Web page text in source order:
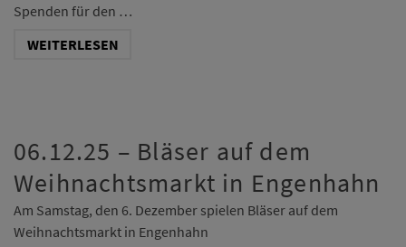
Spenden für den …
WEITERLESEN
06.12.25 – Bläser auf dem
Weihnachtsmarkt in Engenhahn
Am Samstag, den 6. Dezember spielen Bläser auf dem
Weihnachtsmarkt in Engenhahn